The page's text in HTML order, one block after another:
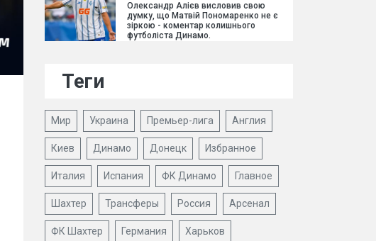
Олександр Алієв висловив свою
думку, що Матвій Пономаренко не є
зіркою - коментар колишнього
футболіста Динамо.
Теги
Мир Украина Премьер-лига Англия
Киев Динамо Донецк Избранное
Италия Испания ФК Динамо Главное
Шахтер Трансферы Россия Арсенал
ФК Шахтер Германия Харьков